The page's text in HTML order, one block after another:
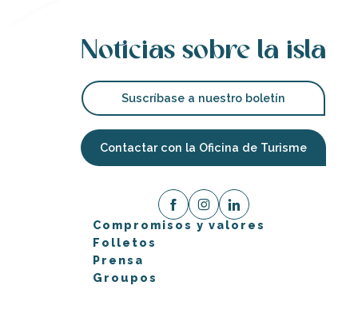
Noticias sobre la isla
Suscríbase a nuestro boletín
Contactar con la Oficina de Turisme
Compromisos y valores
Folletos
Prensa
Groupos